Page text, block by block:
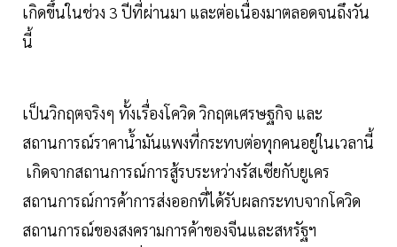
เกิดขึ้นในช่วง 3 ปีที่ผ่านมา และต่อเนื่องมาตลอดจนถึงวัน
นี้
เป็นวิกฤตจริงๆ ทั้งเรื่องโควิด วิกฤตเศรษฐกิจ และ
สถานการณ์ราคาน้ำมันแพงที่กระทบต่อทุกคนอยู่ในเวลานี้
เกิดจากสถานการณ์การสู้รบระหว่างรัสเซียกับยูเคร
สถานการณ์การค้าการส่งออกที่ได้รับผลกระทบจากโควิด
สถานการณ์ของสงครามการค้าของจีนและสหรัฐฯ